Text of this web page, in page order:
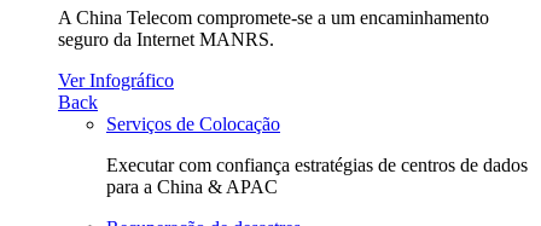
A China Telecom compromete-se a um encaminhamento
seguro da Internet MANRS.
Ver Infográfico
Back
Serviços de Colocação
Executar com confiança estratégias de centros de dados
para a China & APAC